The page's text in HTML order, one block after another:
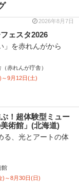
2026年8月7日
ェスタ2026
」を赤れんがから
赤れんが庁舎）
9月12日(土)
！超体験型ミュー
術館」(北海道)
る、光とアートの体
館
)～8月30日(日)